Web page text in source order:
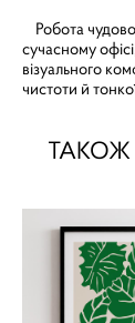
Робота чудово
сучасному
візуального
чистоти й